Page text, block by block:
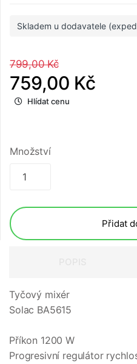
Skladem u dodavatele
799,00 Kč
759,00 Kč
Hlídat cenu
Množství
Přidat
Tyčový mixér
Solac BA5615
Příkon 1200 W
Progresivní regulátor